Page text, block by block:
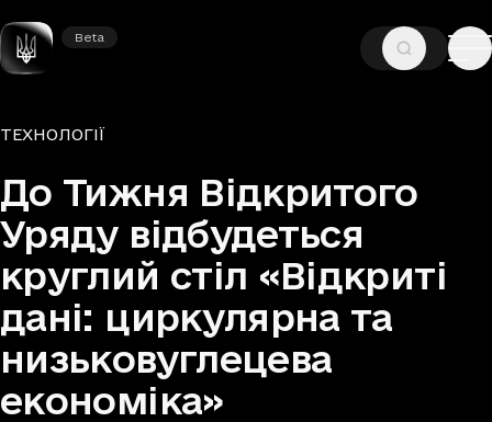
Beta
Beta
ГОЛОВНА —НОВИНИ
Рубрики
ТЕХНОЛОГІЇ
До Тижня Відкритого
Уряду відбудеться
круглий стіл «Відкриті
дані: циркулярна та
низьковуглецева
економіка»